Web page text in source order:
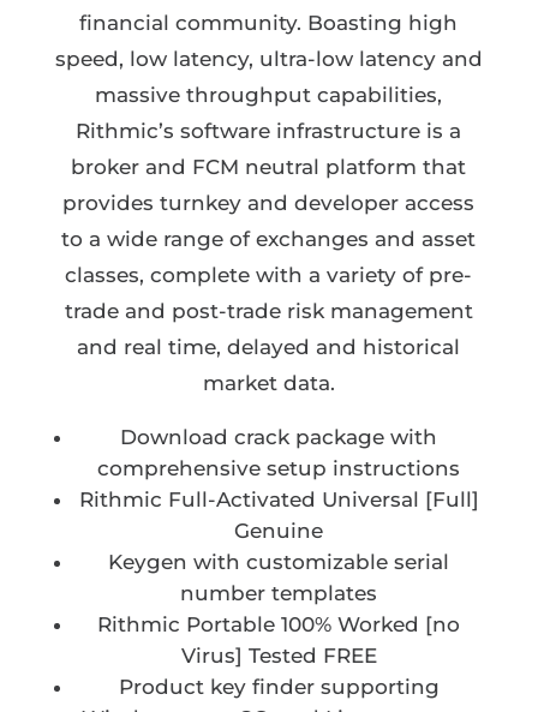
financial community. Boasting high
speed, low latency, ultra-low latency and
massive throughput capabilities,
Rithmic’s software infrastructure is a
broker and FCM neutral platform that
provides turnkey and developer access
to a wide range of exchanges and asset
classes, complete with a variety of pre-
trade and post-trade risk management
and real time, delayed and historical
market data.
Download crack package with
comprehensive setup instructions
Rithmic Full-Activated Universal [Full]
Genuine
Keygen with customizable serial
number templates
Rithmic Portable 100% Worked [no
Virus] Tested FREE
Product key finder supporting